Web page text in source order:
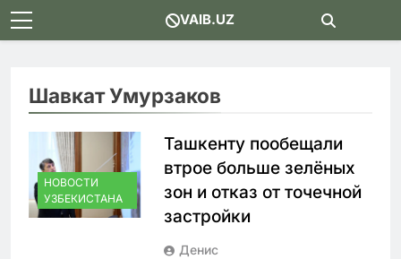
Skip
to
VAIB.UZ
Шавкат Умурзаков
НОВОСТИ
УЗБЕКИСТАНА
Ташкенту пообещали
втрое больше зелёных
зон и отказ от точечной
застройки
Денис